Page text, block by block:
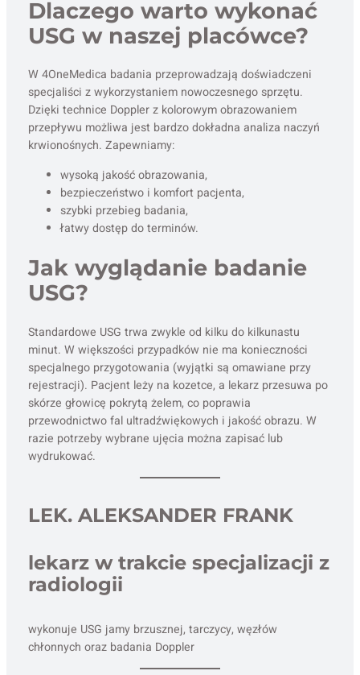
Dlaczego warto wykonać
USG w naszej placówce?
W 4OneMedica badania przeprowadzają doświadczeni
specjaliści z wykorzystaniem nowoczesnego sprzętu.
Dzięki technice Doppler z kolorowym obrazowaniem
przepływu możliwa jest bardzo dokładna analiza naczyń
krwionośnych. Zapewniamy:
wysoką jakość obrazowania,
bezpieczeństwo i komfort pacjenta,
szybki przebieg badania,
łatwy dostęp do terminów.
Jak wyglądanie badanie
USG?
Standardowe USG trwa zwykle od kilku do kilkunastu
minut. W większości przypadków nie ma konieczności
specjalnego przygotowania (wyjątki są omawiane przy
rejestracji). Pacjent leży na kozetce, a lekarz przesuwa po
skórze głowicę pokrytą żelem, co poprawia
przewodnictwo fal ultradźwiękowych i jakość obrazu. W
razie potrzeby wybrane ujęcia można zapisać lub
wydrukować.
LEK. ALEKSANDER FRANK
lekarz w trakcie specjalizacji z
radiologii
wykonuje USG jamy brzusznej, tarczycy, węzłów
chłonnych oraz badania Doppler